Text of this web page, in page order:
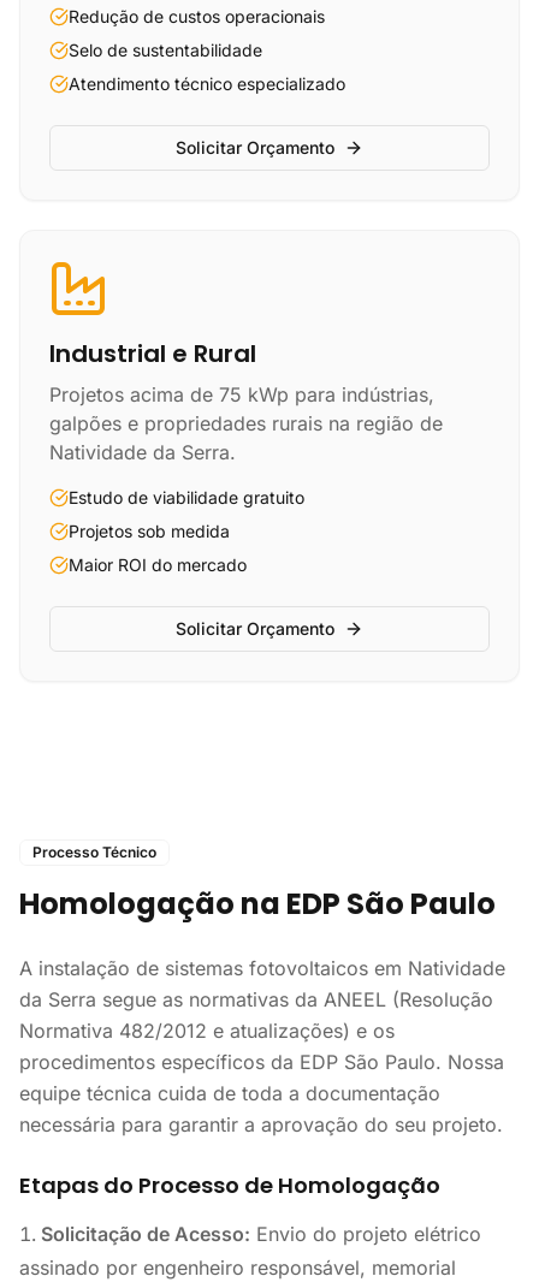
Redução de custos operacionais
Selo de sustentabilidade
Atendimento técnico especializado
Solicitar Orçamento
Industrial e Rural
Projetos acima de 75 kWp para indústrias,
galpões e propriedades rurais na região de
Natividade da Serra.
Estudo de viabilidade gratuito
Projetos sob medida
Maior ROI do mercado
Solicitar Orçamento
Processo Técnico
Homologação na EDP São Paulo
A instalação de sistemas fotovoltaicos em Natividade
da Serra segue as normativas da ANEEL (Resolução
Normativa 482/2012 e atualizações) e os
procedimentos específicos da EDP São Paulo. Nossa
equipe técnica cuida de toda a documentação
necessária para garantir a aprovação do seu projeto.
Etapas do Processo de Homologação
Solicitação de Acesso: Envio do projeto elétrico
assinado por engenheiro responsável, memorial